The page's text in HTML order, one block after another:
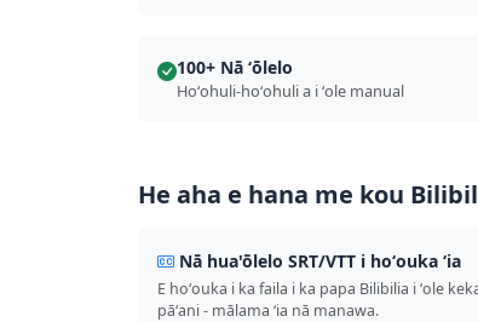
100+ Nā ʻōlelo
Hoʻohuli-hoʻohuli a i ʻole manual
He aha e hana me kou
Nā hua'ōlelo SRT/VTT i hoʻouka ʻia
E hoʻouka i ka faila i ka papa Bilibilia i ʻole
pāʻani - mālama ʻia nā manawa.